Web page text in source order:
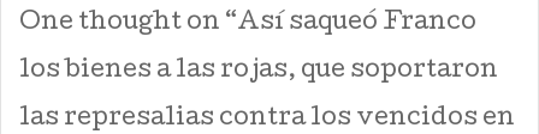
One thought on “Así saqueó Franco
los bienes a las rojas, que soportaron
las represalias contra los vencidos en